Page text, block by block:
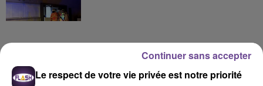
DERNIERS TITRES
Le respect de votre vie privée est notre priorité
Continuer sans accepter